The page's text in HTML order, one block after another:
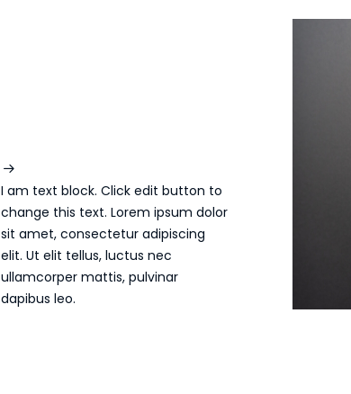
I am text block. Click edit button to
change this text. Lorem ipsum dolor
sit amet, consectetur adipiscing
elit. Ut elit tellus, luctus nec
ullamcorper mattis, pulvinar
dapibus leo.